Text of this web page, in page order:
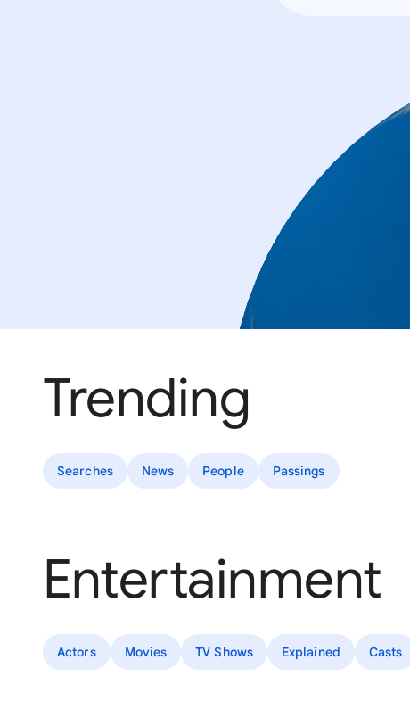
Trending
Searches News People Passings
Entertainment
Actors Movies TV Shows Explained Casts